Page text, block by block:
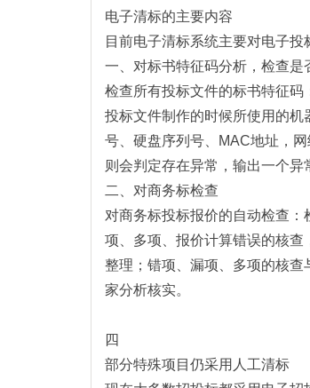
电子清标的主要内容
目前电子清标系统主要对电子投
一、对标书特征码分析，检查是
检查所有投标文件的标书特征
投标文件制作的时候所使用的
号、硬盘序列号、MAC地址，
则会判定存在异常，输出一个异
二、对商务标检查
对商务标投标报价的自动检查
项、多项、报价计算错误的核
整理；错项、漏项、多项的核
家分析核实。
四
部分特殊项目仍采用人工清标